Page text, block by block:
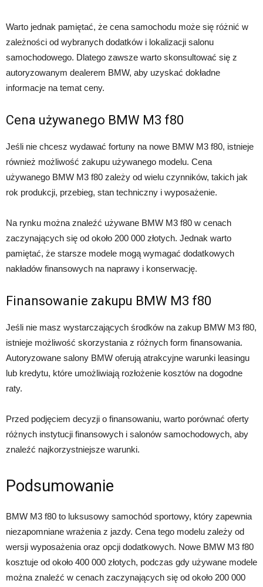
Warto jednak pamiętać, że cena samochodu może się różnić w
zależności od wybranych dodatków i lokalizacji salonu
samochodowego. Dlatego zawsze warto skonsultować się z
autoryzowanym dealerem BMW, aby uzyskać dokładne
informacje na temat ceny.
Cena używanego BMW M3 f80
Jeśli nie chcesz wydawać fortuny na nowe BMW M3 f80, istnieje
również możliwość zakupu używanego modelu. Cena
używanego BMW M3 f80 zależy od wielu czynników, takich jak
rok produkcji, przebieg, stan techniczny i wyposażenie.
Na rynku można znaleźć używane BMW M3 f80 w cenach
zaczynających się od około 200 000 złotych. Jednak warto
pamiętać, że starsze modele mogą wymagać dodatkowych
nakładów finansowych na naprawy i konserwację.
Finansowanie zakupu BMW M3 f80
Jeśli nie masz wystarczających środków na zakup BMW M3 f80,
istnieje możliwość skorzystania z różnych form finansowania.
Autoryzowane salony BMW oferują atrakcyjne warunki leasingu
lub kredytu, które umożliwiają rozłożenie kosztów na dogodne
raty.
Przed podjęciem decyzji o finansowaniu, warto porównać oferty
różnych instytucji finansowych i salonów samochodowych, aby
znaleźć najkorzystniejsze warunki.
Podsumowanie
BMW M3 f80 to luksusowy samochód sportowy, który zapewnia
niezapomniane wrażenia z jazdy. Cena tego modelu zależy od
wersji wyposażenia oraz opcji dodatkowych. Nowe BMW M3 f80
kosztuje od około 400 000 złotych, podczas gdy używane modele
można znaleźć w cenach zaczynających się od około 200 000